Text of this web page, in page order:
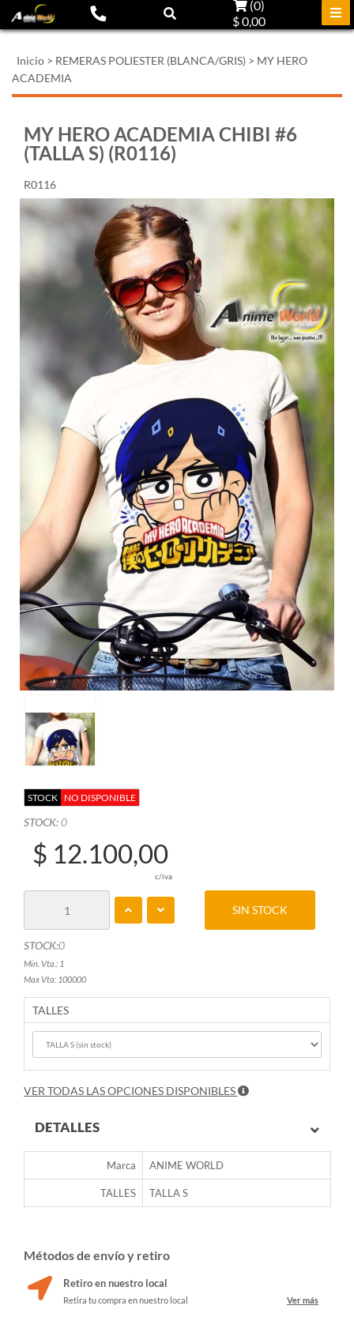
(0)
$ 0,00
Inicio > REMERAS POLIESTER (BLANCA/GRIS) > MY HERO
ACADEMIA
MY HERO ACADEMIA CHIBI #6
(TALLA S) (R0116)
R0116
STOCK NO DISPONIBLE
STOCK:0
$ 12.100,00
c/iva
STOCK:0
Min. Vta.: 1
Max Vta: 100000
SIN STOCK
TALLES
VER TODAS LAS OPCIONES DISPONIBLES
DETALLES
Marca ANIME WORLD
TALLES TALLA S
Métodos de envío y retiro
Retiro en nuestro local
Retira tu compra en nuestro local Ver más